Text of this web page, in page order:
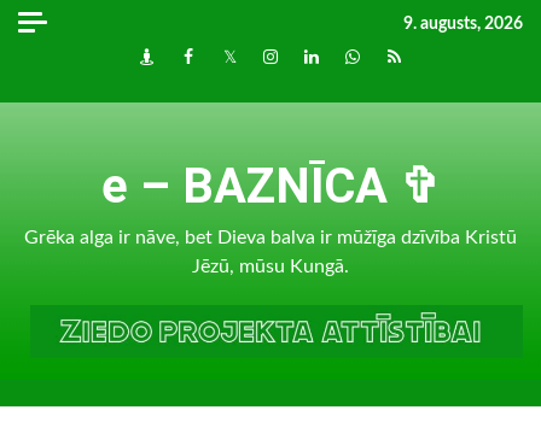
Skip
9. augusts, 2026
DraugiemFacebook
TwitterInstagram
LinkedInwhatsapp
RSS
e – BAZNĪCA ✞
Grēka alga ir nāve, bet Dieva balva ir mūžīga dzīvība Kristū
Jēzū, mūsu Kungā.